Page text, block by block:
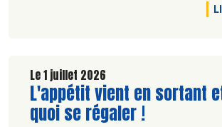
Le 1 juillet 2026
Lire la suite de l'article
L'appétit vient en sortant
quoi se régaler !